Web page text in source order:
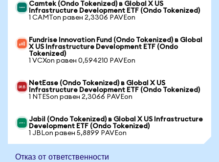
Camtek (Ondo Tokenized) в Global X US
Infrastructure Development ETF (Ondo Tokenized)
1 CAMTon равен 2,3306 PAVEon
Fundrise Innovation Fund (Ondo Tokenized) в Global
X US Infrastructure Development ETF (Ondo
Tokenized)
1 VCXon равен 0,594210 PAVEon
NetEase (Ondo Tokenized) в Global X US
Infrastructure Development ETF (Ondo Tokenized)
1 NTESon равен 2,3066 PAVEon
Jabil (Ondo Tokenized) в Global X US Infrastructure
Development ETF (Ondo Tokenized)
1 JBLon равен 5,8899 PAVEon
Отказ от ответственности